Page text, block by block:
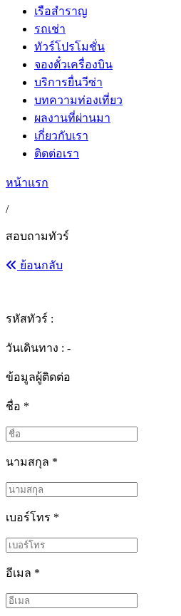
เรือสำราญ
รถเช่า
ทัวร์โปรโมชั่น
จองตั๋วเครื่องบิน
บริการยื่นวีซ่า
บทความท่องเที่ยว
ผลงานที่ผ่านมา
เกี่ยวกับเรา
ติดต่อเรา
หน้าแรก
/
สอบถามทัวร์
ย้อนกลับ
รหัสทัวร์ :
วันเดินทาง : -
ข้อมูลผู้ติดต่อ
ชื่อ *
นามสกุล *
เบอร์โทร *
อีเมล *